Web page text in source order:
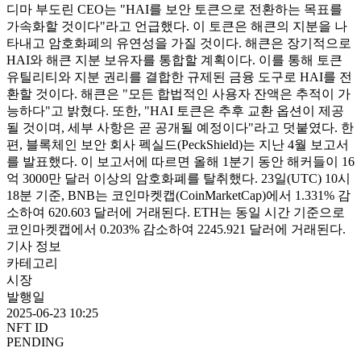
디마 부도린 CEO는 "HAI를 보안 토큰으로 전환하는 목표를
가속화할 것이다"라고 언급했다. 이 토큰은 해큰의 지분을 나
타내고 암호화폐의 유연성을 가질 것이다. 해큰은 장기적으로
HAI와 해큰 지분 보유자를 통합할 계획이다. 이를 통해 토큰
유틸리티와 지분 권리를 결합한 규제된 금융 도구로 HAI를 전
환할 것이다. 해큰은 "모든 합법적인 사용자 잔액은 추적이 가
능하다"고 밝혔다. 또한, "HAI 토큰은 추후 교환 옵션이 제공
될 것이며, 세부 사항은 곧 공개될 예정이다"라고 덧붙였다. 한
편, 블록체인 보안 회사 펙실드(PeckShield)는 지난 4월 보고서
를 발표했다. 이 보고서에 따르면 올해 1분기 동안 해커들이 16
억 3000만 달러 이상의 암호화폐를 탈취했다. 23일(UTC) 10시
18분 기준, BNB는 코인마켓캡(CoinMarketCap)에서 1.331% 감
소하여 620.603 달러에 거래된다. ETH는 동일 시간 기준으로
코인마켓캡에서 0.203% 감소하여 2245.921 달러에 거래된다.
기사 정보
카테고리
시장
발행일
2025-06-23 10:25
NFT ID
PENDING